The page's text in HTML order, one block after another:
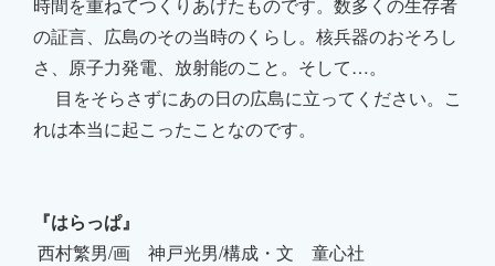
の証言、広島のその当時のくらし。核兵器のおそろし
さ、原子力発電、放射能のこと。そして…。
目をそらさずにあの日の広島に立ってください。こ
れは本当に起こったことなのです。
『はらっぱ』
西村繁男/画 神戸光男/構成・文 童心社